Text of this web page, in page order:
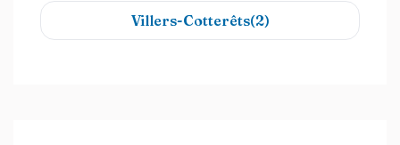
Villers-Cotterêts(2)